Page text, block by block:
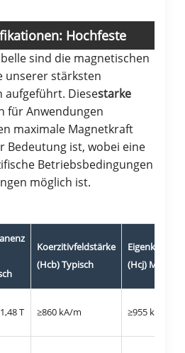
Hochfeste
sind die magnetischen
unserer stärksten
aufgeführt. Diesestarke
für Anwendungen
maximale Magnetkraft
Bedeutung ist, wobei eine
Betriebsbedingungen
möglich ist.
Koerzitivfeldstärke
(Hcb) Typisch
(Hcj) Min
T ≥860 kA/m ≥955 kA/m